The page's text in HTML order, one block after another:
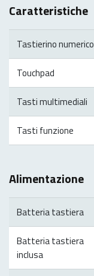
Caratteristiche
Tastierino numerico
Touchpad
Tasti multimediali
Tasti funzione
Alimentazione
Batteria tastiera
Batteria tastiera
inclusa